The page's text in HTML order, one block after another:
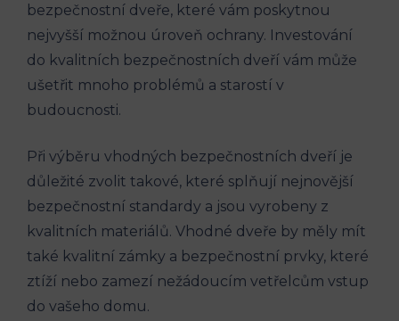
bezpečnostní dveře, které vám poskytnou
nejvyšší možnou úroveň ochrany. Investování
do kvalitních bezpečnostních dveří vám může
ušetřit mnoho problémů a starostí v
budoucnosti.
Při výběru vhodných bezpečnostních dveří je
důležité zvolit takové, které splňují nejnovější
bezpečnostní standardy a jsou vyrobeny z
kvalitních materiálů. Vhodné dveře by měly mít
také kvalitní zámky a bezpečnostní prvky, které
ztíží nebo zamezí nežádoucím vetřelcům vstup
do vašeho domu.